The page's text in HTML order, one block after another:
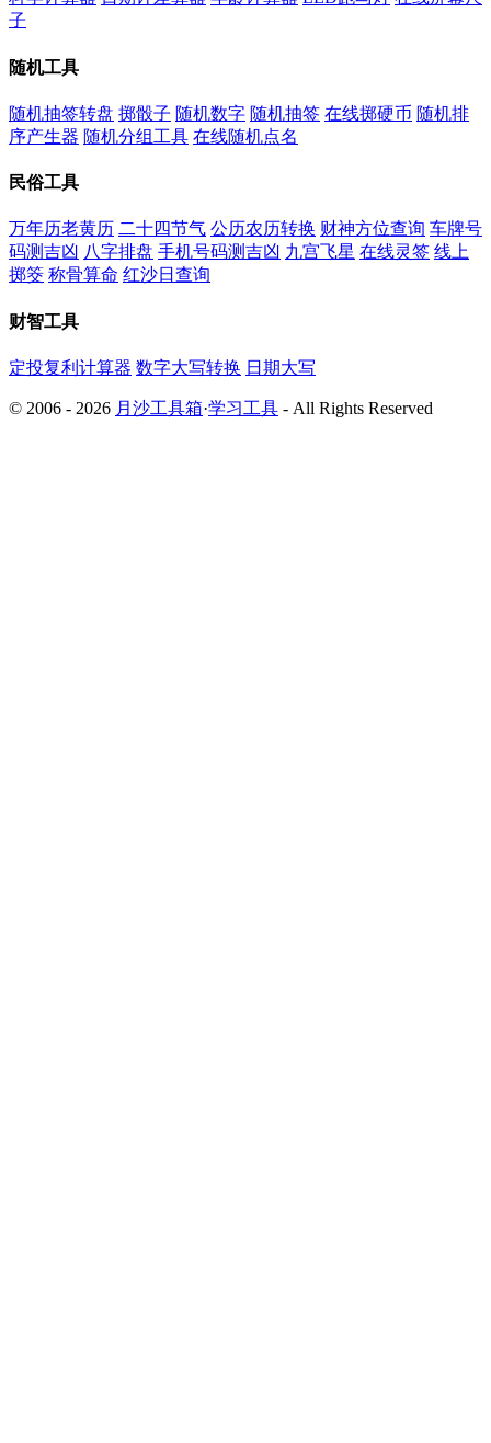
子
随机工具
随机抽签转盘 掷骰子 随机数字 随机抽签 在线掷硬币 随机排
序产生器 随机分组工具 在线随机点名
民俗工具
万年历老黄历 二十四节气 公历农历转换 财神方位查询 车牌号
码测吉凶 八字排盘 手机号码测吉凶 九宫飞星 在线灵签 线上
掷筊 称骨算命 红沙日查询
财智工具
定投复利计算器 数字大写转换 日期大写
© 2006 - 2026 月沙工具箱·学习工具 - All Rights Reserved